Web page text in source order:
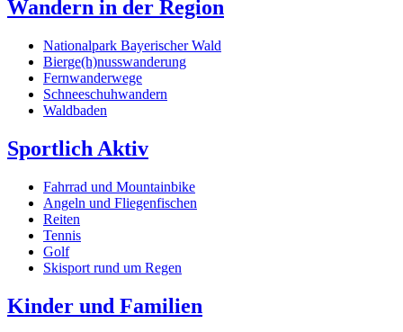
Wandern in der Region
Nationalpark Bayerischer Wald
Bierge(h)nusswanderung
Fernwanderwege
Schneeschuhwandern
Waldbaden
Sportlich Aktiv
Fahrrad und Mountainbike
Angeln und Fliegenfischen
Reiten
Tennis
Golf
Skisport rund um Regen
Kinder und Familien